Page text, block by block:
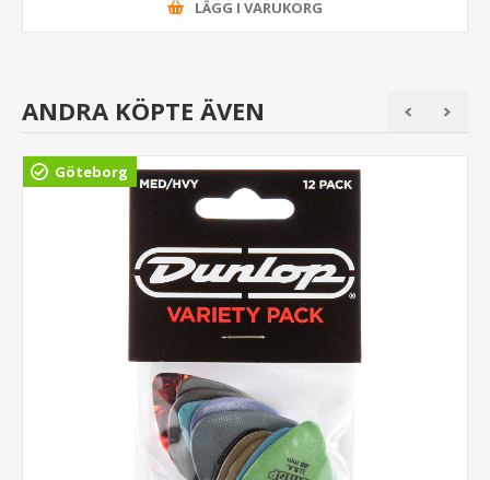
LÄGG I VARUKORG
ANDRA KÖPTE ÄVEN
Göteborg